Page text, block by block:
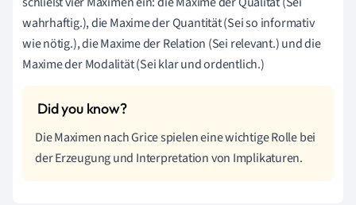
wahrhaftig.), die Maxime der Quantität (Sei so informativ
wie nötig.), die Maxime der Relation (Sei relevant.) und die
Maxime der Modalität (Sei klar und ordentlich.)
Die Maximen nach Grice spielen eine wichtige Rolle bei
der Erzeugung und Interpretation von Implikaturen.